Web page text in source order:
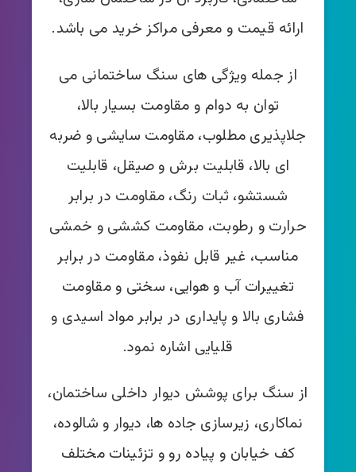
ارائه قیمت و معرفی مراکز خرید می باشد.
از جمله ویژگی های سنگ ساختمانی می
توان به دوام و مقاومت بسیار بالا،
جلاپذیری مطلوب، مقاومت سایشی و ضربه
ای بالا، قابلیت برش و صیقل، قابلیت
شستشو، ثبات رنگ، مقاومت در برابر
حرارت و رطوبت، مقاومت کششی و خمشی
مناسب، غیر قابل نفوذ، مقاومت در برابر
تغییرات آب و هوایی، سختی و مقاومت
فشاری بالا و پایداری در برابر مواد اسیدی و
قلیایی اشاره نمود.
از سنگ برای پوشش دیوار داخلی ساختمان،
نماکاری، زیرسازی جاده ها، دیوار و شالوده،
کف خیابان و پیاده رو و تزئینات مختلف